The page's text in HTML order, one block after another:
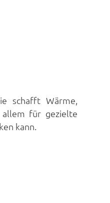
schafft Wärme,
allem für gezielte
kann.